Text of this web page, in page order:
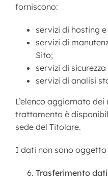
forniscono:
servizi di hosting
servizi di
Sito;
servizi di
servizi di analisi
L’elenco aggiornato
trattamento è
sede del Titolare.
I dati non sono
Trasferimento